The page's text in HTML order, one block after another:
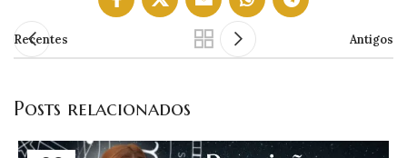
Recentes Antigos
Posts relacionados